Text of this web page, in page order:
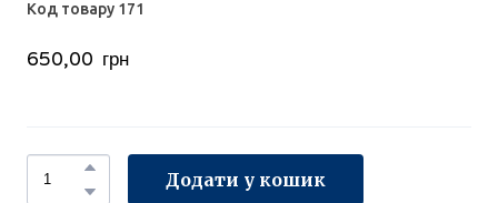
Код товару 171
650,00  грн
Додати у кошик